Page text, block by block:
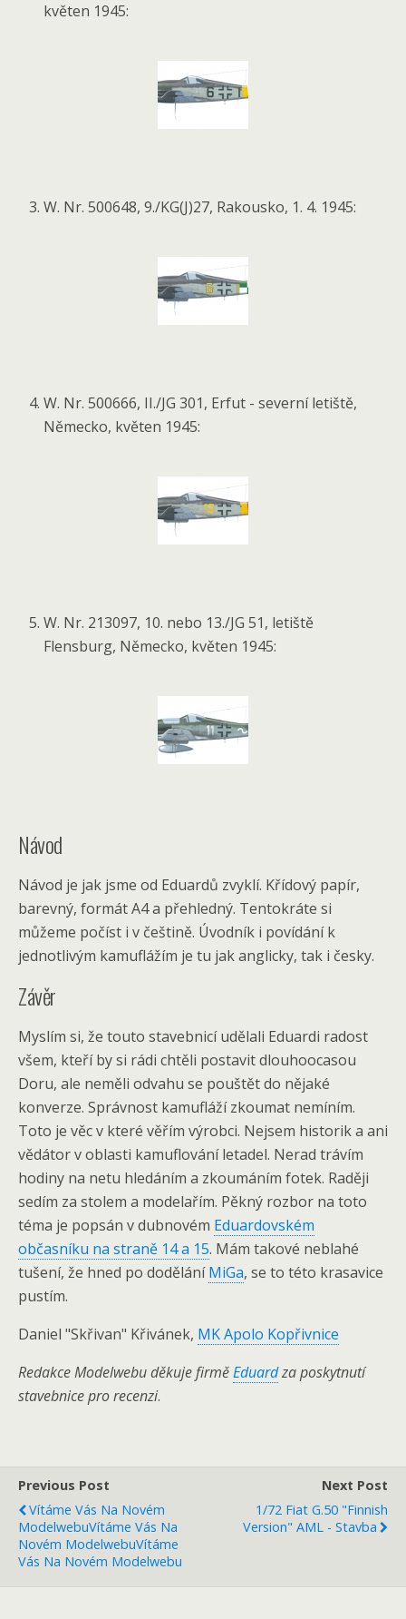
květen 1945:
W. Nr. 500648, 9./KG(J)27, Rakousko, 1. 4. 1945:
W. Nr. 500666, II./JG 301, Erfut - severní letiště,
Německo, květen 1945:
W. Nr. 213097, 10. nebo 13./JG 51, letiště
Flensburg, Německo, květen 1945:
Návod
Návod je jak jsme od Eduardů zvyklí. Křídový papír,
barevný, formát A4 a přehledný. Tentokráte si
můžeme počíst i v češtině. Úvodník i povídání k
jednotlivým kamuflážím je tu jak anglicky, tak i česky.
Závěr
Myslím si, že touto stavebnicí udělali Eduardi radost
všem, kteří by si rádi chtěli postavit dlouhoocasou
Doru, ale neměli odvahu se pouštět do nějaké
konverze. Správnost kamufláží zkoumat nemíním.
Toto je věc v které věřím výrobci. Nejsem historik a ani
vědátor v oblasti kamuflování letadel. Nerad trávím
hodiny na netu hledáním a zkoumáním fotek. Raději
sedím za stolem a modelařím. Pěkný rozbor na toto
téma je popsán v dubnovém Eduardovském
občasníku na straně 14 a 15. Mám takové neblahé
tušení, že hned po doděláníMiGa, se to této krasavice
pustím.
Daniel "Skřivan" Křivánek, MK Apolo Kopřivnice
Redakce Modelwebu děkuje firměEduardza poskytnutí
stavebnice pro recenzi.
Previous Post
Vítáme Vás Na Novém
ModelwebuVítáme Vás Na
Novém ModelwebuVítáme
Vás Na Novém Modelwebu
Next Post
1/72 Fiat G.50 "Finnish
Version" AML - Stavba